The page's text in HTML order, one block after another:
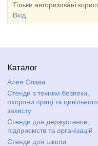
Тільки авторизовані
Вхід
Каталог
Алея Слави
Стенди з техніки безпеки,
охорони праці та цивільного
захисту
Стенди для держустанов,
підприємств та організацій
Стенди для школи